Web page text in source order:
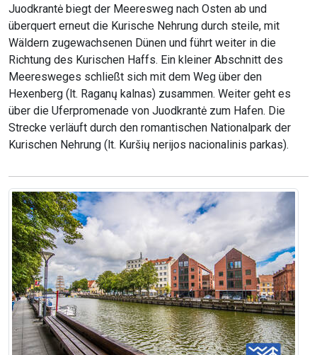
Juodkrantė biegt der Meeresweg nach Osten ab und
überquert erneut die Kurische Nehrung durch steile, mit
Wäldern zugewachsenen Dünen und führt weiter in die
Richtung des Kurischen Haffs. Ein kleiner Abschnitt des
Meeresweges schließt sich mit dem Weg über den
Hexenberg (lt. Raganų kalnas) zusammen. Weiter geht es
über die Uferpromenade von Juodkrantė zum Hafen. Die
Strecke verläuft durch den romantischen Nationalpark der
Kurischen Nehrung (lt. Kuršių nerijos nacionalinis parkas).